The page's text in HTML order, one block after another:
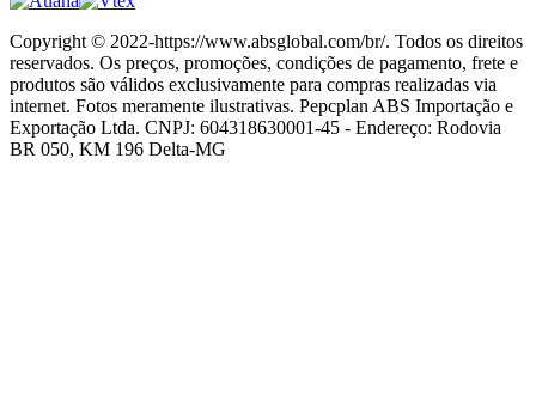
Copyright © 2022-https://www.absglobal.com/br/. Todos os direitos
reservados. Os preços, promoções, condições de pagamento, frete e
produtos são válidos exclusivamente para compras realizadas via
internet. Fotos meramente ilustrativas. Pepcplan ABS Importação e
Exportação Ltda. CNPJ: 604318630001-45 - Endereço: Rodovia
BR 050, KM 196 Delta-MG